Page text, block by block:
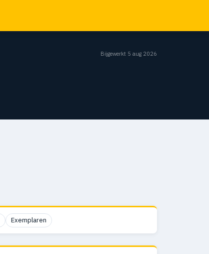
Bijgewerkt 5 aug 2026
Exemplaren